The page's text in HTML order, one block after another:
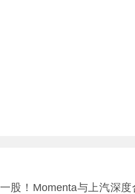
股！Momenta与上汽深